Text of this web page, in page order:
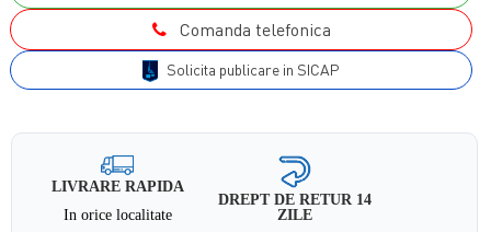
Comanda telefonica
Solicita publicare in SICAP
LIVRARE RAPIDA
In orice localitate
DREPT DE RETUR 14
ZILE